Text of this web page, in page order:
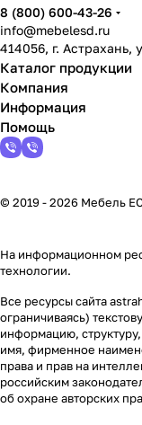
8 (800) 600-43-26
info@mebelesd.ru
414056, г. Астрахань,
Каталог продукции
Компания
Информация
Помощь
© 2019 - 2026 Мебель
На информационном
технологии.
Все ресурсы сайта
ограничиваясь)
информацию,
имя, фирменное
права и прав на
российским
об охране авторских